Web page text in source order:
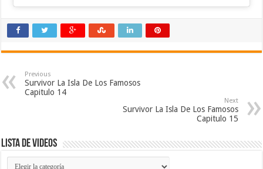
Previous
Survivor La Isla De Los Famosos
Capitulo 14
Next
Survivor La Isla De Los Famosos
Capitulo 15
Lista de Videos
Lista